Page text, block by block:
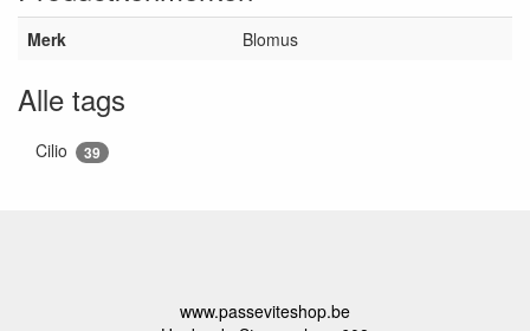
Merk Blomus
Alle tags
Cilio 39
www.passeviteshop.be